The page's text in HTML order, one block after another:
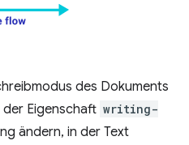
des Dokuments
Eigenschaft writing-
ändern, in der Text